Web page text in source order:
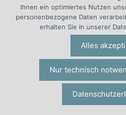
Services für
Zielvereinbarungstraining für
Zielvereinbarung Muster und
Zielvereinbarungstraining für
Ihnen ein optimiertes Nutzen
personenbezogene Daten
erhalten Sie in unserer
Alles
Nur technisch